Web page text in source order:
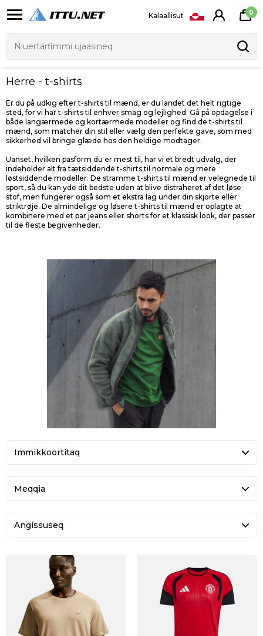
Kalaallisut 0
Herre - t-shirts
Er du på udkig efter t-shirts til mænd, er du landet det helt rigtige
sted, for vi har t-shirts til enhver smag og lejlighed. Gå på opdagelse i
både langærmede og kortærmede modeller og find de t-shirts til
mænd, som matcher din stil eller vælg den perfekte gave, som med
sikkerhed vil bringe glæde hos den heldige modtager.
Uanset, hvilken pasform du er mest til, har vi et bredt udvalg, der
indeholder alt fra tætsiddende t-shirts til normale og mere
løstsiddende modeller. De stramme t-shirts til mænd er velegnede til
sport, så du kan yde dit bedste uden at blive distraheret af det løse
stof, men fungerer også som et ekstra lag under din skjorte eller
striktrøje. De almindelige og løsere t-shirts til mænd er oplagte at
kombinere med et par jeans eller shorts for et klassisk look, der passer
til de fleste begivenheder.
Meqqia
Angissuseq